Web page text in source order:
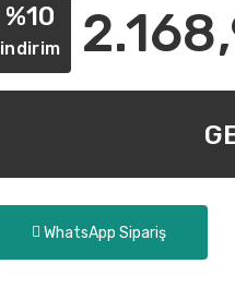
%10
indirim
WhatsApp Sipariş